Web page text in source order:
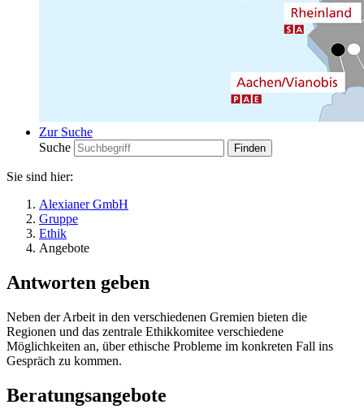
Zur Suche
Suche
Sie sind hier:
Alexianer GmbH
Gruppe
Ethik
Angebote
Antworten geben
Neben der Arbeit in den verschiedenen Gremien bieten die
Regionen und das zentrale Ethikkomitee verschiedene
Möglichkeiten an, über ethische Probleme im konkreten Fall ins
Gespräch zu kommen.
Beratungsangebote